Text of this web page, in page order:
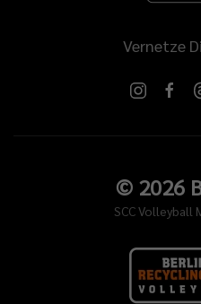
Vernetze
© 2026
SCC Volleyball